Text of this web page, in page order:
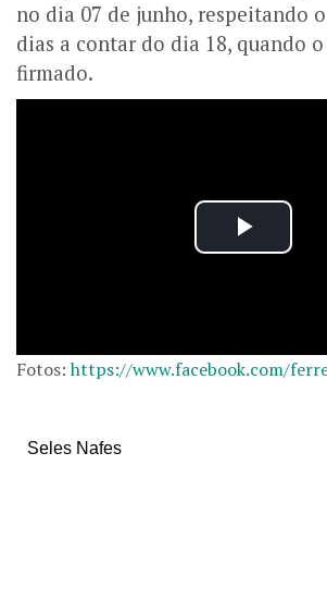
no dia 07 de junho, respeitando
dias a contar do dia 18, quando
firmado.
Fotos:https://www.facebook.com/
Seles Nafes